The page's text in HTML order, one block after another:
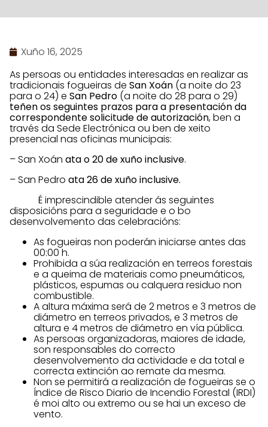
Xuño 16, 2025
As persoas ou entidades interesadas en realizar as
tradicionais fogueiras de San Xoán (a noite do 23
para o 24) e San Pedro (a noite do 28 para o 29)
teñen os seguintes prazos para a presentación da
correspondente solicitude de autorización, ben a
través da Sede Electrónica ou ben de xeito
presencial nas oficinas municipais:
– San Xoán ata o 20 de xuño inclusive.
– San Pedro ata 26 de xuño inclusive.
É imprescindible atender ás seguintes
disposicións para a seguridade e o bo
desenvolvemento das celebracións:
As fogueiras non poderán iniciarse antes das
00:00 h.
Prohibida a súa realización en terreos forestais
e a queima de materiais como pneumáticos,
plásticos, espumas ou calquera residuo non
combustible.
A altura máxima será de 2 metros e 3 metros de
diámetro en terreos privados, e 3 metros de
altura e 4 metros de diámetro en vía pública.
As persoas organizadoras, maiores de idade,
son responsables do correcto
desenvolvemento da actividade e da total e
correcta extinción ao remate da mesma.
Non se permitirá a realización de fogueiras se o
Índice de Risco Diario de Incendio Forestal (IRDI)
é moi alto ou extremo ou se hai un exceso de
vento.